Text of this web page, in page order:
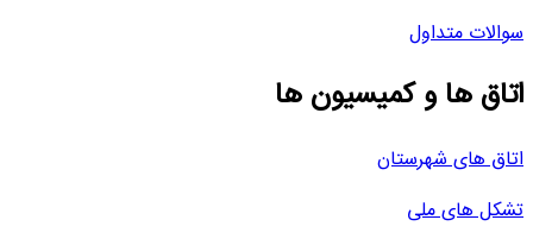
سوالات متداول
اتاق ها و کمیسیون ها
اتاق های شهرستان
تشکل های ملی